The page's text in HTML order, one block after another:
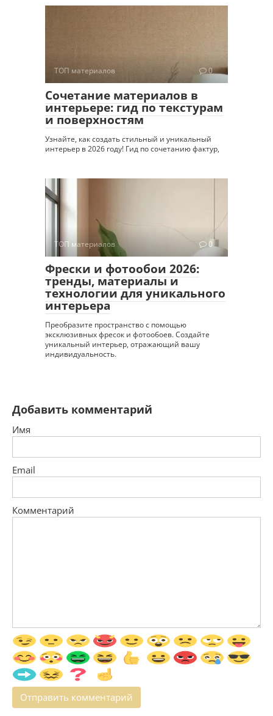
ТОП материалов 0
Сочетание материалов в
интерьере: гид по текстурам
и поверхностям
Узнайте, как создать стильный и уникальный
интерьер в 2026 году! Гид по сочетанию фактур,
ТОП материалов 0
Фрески и фотообои 2026:
тренды, материалы и
технологии для уникального
интерьера
Преобразите пространство с помощью
эксклюзивных фресок и фотообоев. Создайте
уникальный интерьер, отражающий вашу
индивидуальность.
Добавить комментарий
Имя
Email
Комментарий